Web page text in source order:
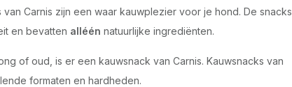
Carnis zijn een waar kauwplezier voor je hond. De snacks
en bevatten alléén natuurlijke ingrediënten.
of oud, is er een kauwsnack van Carnis. Kauwsnacks van
formaten en hardheden.